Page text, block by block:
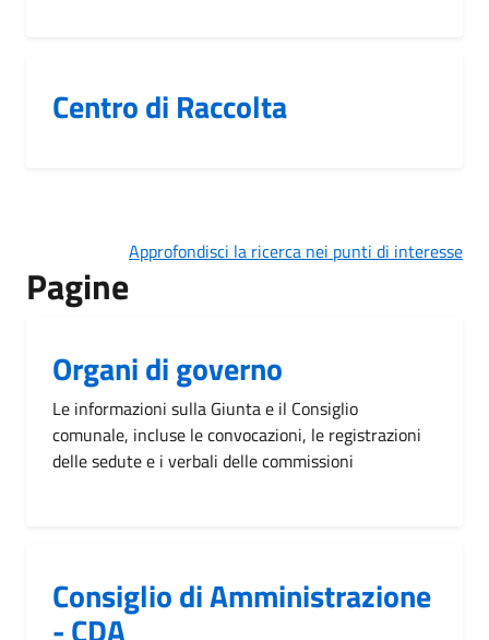
Centro di Raccolta
Approfondisci la ricerca nei punti di interesse
Pagine
Organi di governo
Le informazioni sulla Giunta e il Consiglio
comunale, incluse le convocazioni, le registrazioni
delle sedute e i verbali delle commissioni
Consiglio di Amministrazione
- CDA